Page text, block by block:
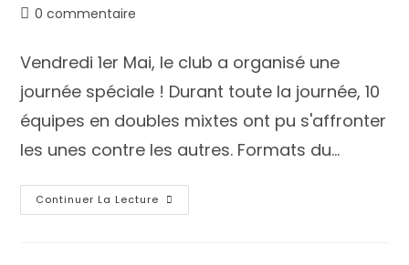
0 commentaire
Vendredi 1er Mai, le club a organisé une
journée spéciale ! Durant toute la journée, 10
équipes en doubles mixtes ont pu s'affronter
les unes contre les autres. Formats du…
Continuer La Lecture